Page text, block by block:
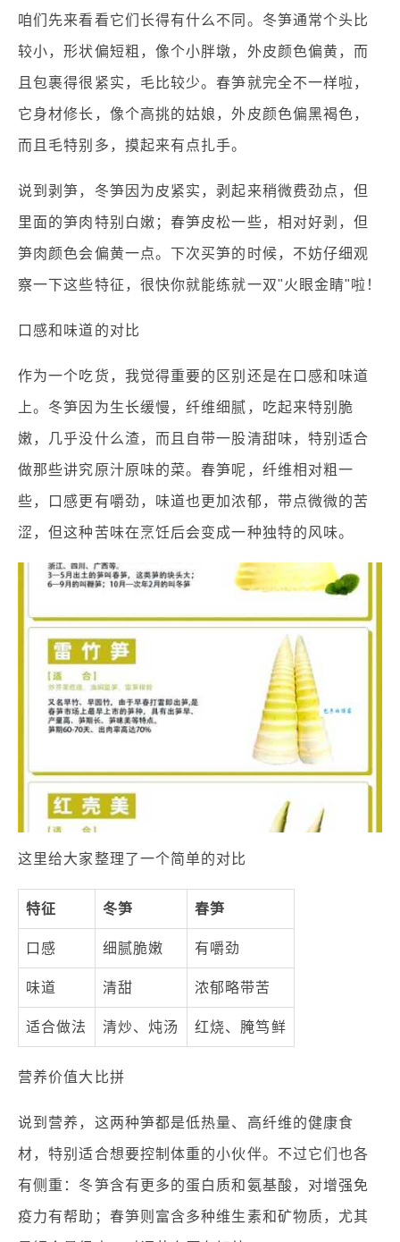
咱们先来看看它们长得有什么不同。冬笋通常个头比
较小，形状偏短粗，像个小胖墩，外皮颜色偏黄，而
且包裹得很紧实，毛比较少。春笋就完全不一样啦，
它身材修长，像个高挑的姑娘，外皮颜色偏黑褐色，
而且毛特别多，摸起来有点扎手。
说到剥笋，冬笋因为皮紧实，剥起来稍微费劲点，但
里面的笋肉特别白嫩；春笋皮松一些，相对好剥，但
笋肉颜色会偏黄一点。下次买笋的时候，不妨仔细观
察一下这些特征，很快你就能练就一双"火眼金睛"啦！
口感和味道的对比
作为一个吃货，我觉得重要的区别还是在口感和味道
上。冬笋因为生长缓慢，纤维细腻，吃起来特别脆
嫩，几乎没什么渣，而且自带一股清甜味，特别适合
做那些讲究原汁原味的菜。春笋呢，纤维相对粗一
些，口感更有嚼劲，味道也更加浓郁，带点微微的苦
涩，但这种苦味在烹饪后会变成一种独特的风味。
这里给大家整理了一个简单的对比
特征 冬笋 春笋
口感 细腻脆嫩 有嚼劲
味道 清甜 浓郁略带苦
适合做法 清炒、炖汤 红烧、腌笃鲜
营养价值大比拼
说到营养，这两种笋都是低热量、高纤维的健康食
材，特别适合想要控制体重的小伙伴。不过它们也各
有侧重：冬笋含有更多的蛋白质和氨基酸，对增强免
疫力有帮助；春笋则富含多种维生素和矿物质，尤其